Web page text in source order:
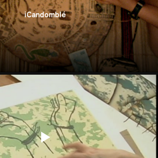
iCandomblé